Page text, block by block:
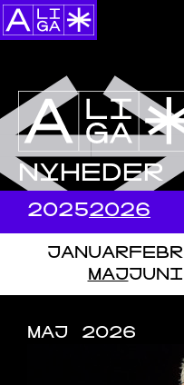
NYHEDER
20252026
JANUAR
MAJJUNI
MAJ 2026